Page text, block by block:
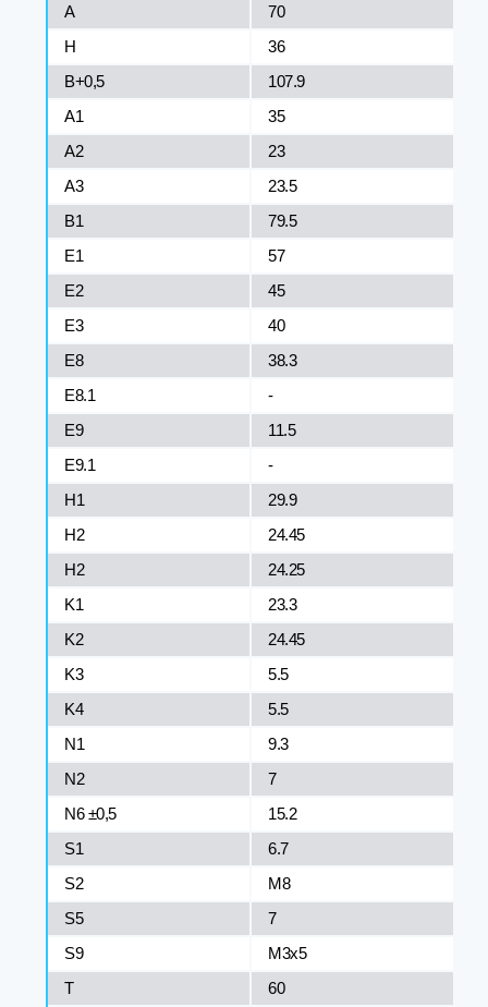
A
70
H
36
B+0,5
107.9
A1
35
A2
23
A3
23.5
B1
79.5
E1
57
E2
45
E3
40
E8
38.3
E8.1
-
E9
11.5
E9.1
-
H1
29.9
H2
24.45
H2
24.25
K1
23.3
K2
24.45
K3
5.5
K4
5.5
N1
9.3
N2
7
N6 ±0,5
15.2
S1
6.7
S2
M8
S5
7
S9
M3x5
T
60